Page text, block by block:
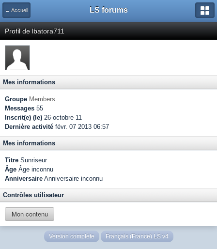
← Accueil LS forums
Profil de lbatora711
Mes informations
Groupe Members
Messages 55
Inscrit(e) (le) 26-octobre 11
Dernière activité févr. 07 2013 06:57
Mes informations
Titre Sunriseur
Âge Âge inconnu
Anniversaire Anniversaire inconnu
Contrôles utilisateur
Mon contenu
Version complète Français (France) LS v4